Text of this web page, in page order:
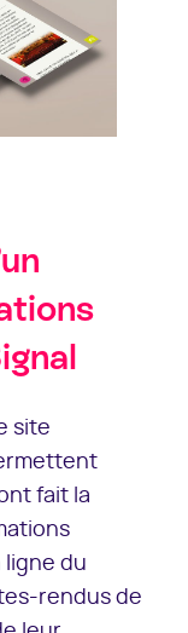
site
fait la
ligne du
rendus de